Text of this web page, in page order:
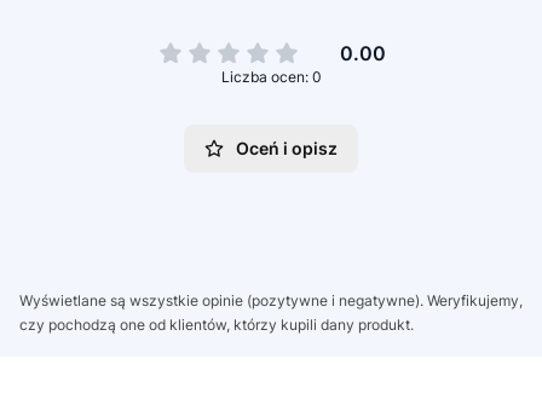
0.00
Liczba ocen: 0
Oceń i opisz
Wyświetlane są wszystkie opinie (pozytywne i negatywne). Weryfikujemy,
czy pochodzą one od klientów, którzy kupili dany produkt.